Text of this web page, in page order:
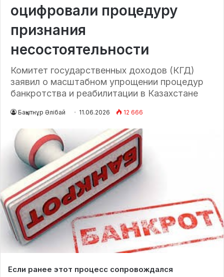
оцифровали процедуру
признания
несостоятельности
Комитет государственных доходов (КГД)
заявил о масштабном упрощении процедур
банкротства и реабилитации в Казахстане
Бақытнұр Әлібай 11.06.2026 12 666
Если ранее этот процесс сопровождался